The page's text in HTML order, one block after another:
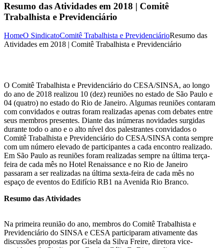
Resumo das Atividades em 2018 | Comitê
Trabalhista e Previdenciário
HomeO SindicatoComitê Trabalhista e PrevidenciárioResumo das
Atividades em 2018 | Comitê Trabalhista e Previdenciário
O Comitê Trabalhista e Previdenciário do CESA/SINSA, ao longo
do ano de 2018 realizou 10 (dez) reuniões no estado de São Paulo e
04 (quatro) no estado do Rio de Janeiro. Algumas reuniões contaram
com convidados e outras foram realizadas apenas com debates entre
seus membros presentes. Diante das inúmeras novidades surgidas
durante todo o ano e o alto nível dos palestrantes convidados o
Comitê Trabalhista e Previdenciário do CESA/SINSA conta sempre
com um número elevado de participantes a cada encontro realizado.
Em São Paulo as reuniões foram realizadas sempre na última terça-
feira de cada mês no Hotel Renaissance e no Rio de Janeiro
passaram a ser realizadas na última sexta-feira de cada mês no
espaço de eventos do Edifício RB1 na Avenida Rio Branco.
Resumo das Atividades
Na primeira reunião do ano, membros do Comitê Trabalhista e
Previdenciário do SINSA e CESA participaram ativamente das
discussões propostas por Gisela da Silva Freire, diretora vice-